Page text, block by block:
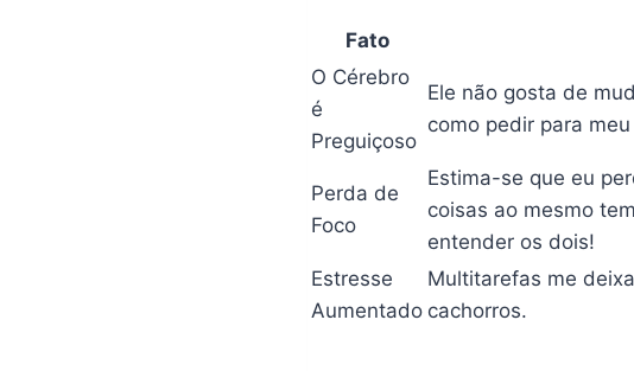
Fato
O Cérebro
é
Preguiçoso
Ele não gosta de
como pedir para
Perda de
Foco
Estima-se que eu
coisas ao mesmo
entender os dois!
Estresse
Aumentado
Multitarefas me
cachorros.